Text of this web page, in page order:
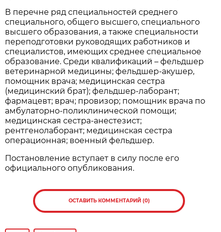
В перечне ряд специальностей среднего
специального, общего высшего, специального
высшего образования, а также специальности
переподготовки руководящих работников и
специалистов, имеющих среднее специальное
образование. Среди квалификаций – фельдшер
ветеринарной медицины; фельдшер-акушер,
помощник врача; медицинская сестра
(медицинский брат); фельдшер-лаборант;
фармацевт; врач; провизор; помощник врача по
амбулаторно-поликлинической помощи;
медицинская сестра-анестезист;
рентгенолаборант; медицинская сестра
операционная; военный фельдшер.
Постановление вступает в силу после его
официального опубликования.
ОСТАВИТЬ КОММЕНТАРИЙ (0)